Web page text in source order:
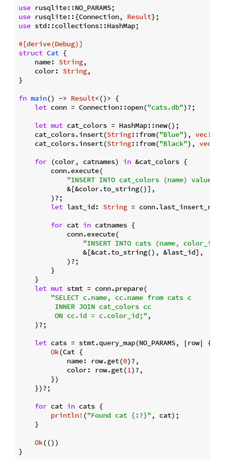
use
use rusqlite::{Connection, Result
use std::collections::HashMap;
#[derive(Debug)]
struct Cat {
    name:
String,
    color:
String,
}
fn main() -> Result<()> {
let conn = Connection::open("cats.db")?;
let mut cat_colors = HashMap::new();
    cat_colors.insert(
String::from("Blue"), vec!
    cat_colors.insert(
String::from("Black"), vec!
for (color, catnames) in &cat_colors {
        conn.execute(
"INSERT INTO cat_colors (name) values
            &[&color.to_string()],
        )?;
let last_id: String =
for cat in catnames {
            conn.execute(
"INSERT INTO cats (name,
                &[&cat.to_string(), &last_id],
            )?;
        }
    }
let mut stmt = conn.prepare(
"SELECT c.name, cc.name from cats c
         INNER JOIN cat_colors cc
         ON cc.id = c.color_id;"
,
    )?;
let cats = stmt.query_map(NO_PARAMS, |row| {
Ok(Cat {
            name: row.get(
0)?,
            color: row.get(
1)?,
        })
    })?;
for cat in cats {
println! ("Found cat {:?}" , cat);
    }
Ok(())